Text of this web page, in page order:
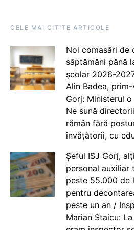
CELE MAI CITITE ARTICOLE
Noi comasări de
săptămâni până
școlar 2026-
Alin Badea,
Gorj: Ministerul
Ne sună
rămân fără
învățătorii, cu
Șeful ISJ Gorj,
personal auxiliar
peste 55.000 de
pentru
peste un an /
Marian Staicu: